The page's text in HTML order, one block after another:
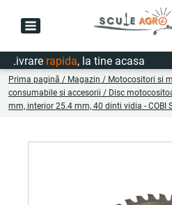
rapida, la tine acasa
Prima pagină / Magazin / Motocositori si
consumabile si accesorii / Disc
mm, interior 25.4 mm, 40 dinti vidia - COBI